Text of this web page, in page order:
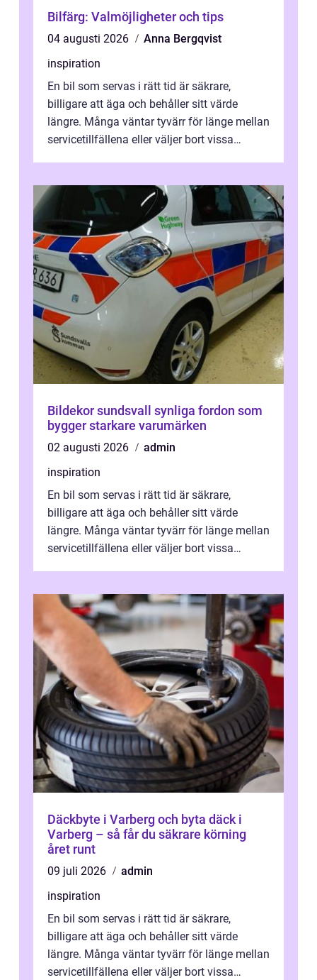
Bilfärg: Valmöjligheter och tips
04 augusti 2026
Anna Bergqvist
inspiration
En bil som servas i rätt tid är säkrare,
billigare att äga och behåller sitt värde
längre. Många väntar tyvärr för länge mellan
servicetillfällena eller väljer bort vissa
Bildekor sundsvall synliga fordon som
bygger starkare varumärken
02 augusti 2026
admin
inspiration
En bil som servas i rätt tid är säkrare,
billigare att äga och behåller sitt värde
längre. Många väntar tyvärr för länge mellan
servicetillfällena eller väljer bort vissa
Däckbyte i Varberg och byta däck i
Varberg – så får du säkrare körning
året runt
09 juli 2026
admin
inspiration
En bil som servas i rätt tid är säkrare,
billigare att äga och behåller sitt värde
längre. Många väntar tyvärr för länge mellan
servicetillfällena eller väljer bort vissa